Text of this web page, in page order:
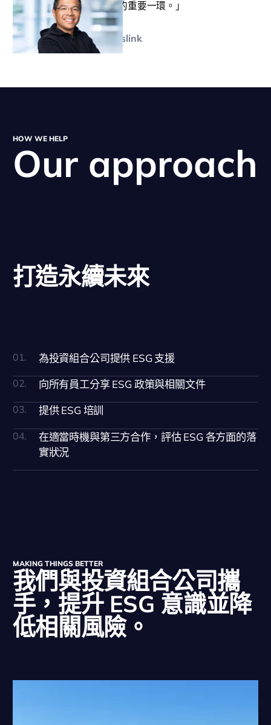
新、為人類打造更好未來的重要一環。」
Eric Hsia
Managing Partner, Translink
HOW WE HELP
Our approach
打造永續未來
01. 為投資組合公司提供 ESG 支援
02. 向所有員工分享 ESG 政策與相關文件
03. 提供 ESG 培訓
04.
在適當時機與第三方合作，評估 ESG 各方面的落
實狀況
MAKING THINGS BETTER
我們與投資組合公司攜
手，提升 ESG 意識並降
低相關風險。